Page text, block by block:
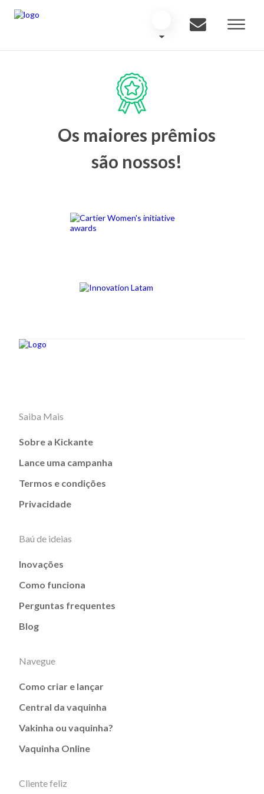
Os maiores prêmios
são nossos!
Saiba Mais
Sobre a Kickante
Lance uma campanha
Termos e condições
Privacidade
Baú de ideias
Inovações
Como funciona
Perguntas frequentes
Blog
Navegue
Como criar e lançar
Central da vaquinha
Vakinha ou vaquinha?
Vaquinha Online
Cliente feliz